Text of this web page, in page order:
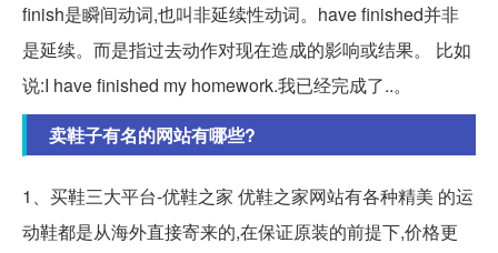
finish是瞬间动词,也叫非延续性动词。have finished并非
是延续。而是指过去动作对现在造成的影响或结果。 比如
说:I have finished my homework.我已经完成了..。
卖鞋子有名的网站有哪些?
1、买鞋三大平台-优鞋之家 优鞋之家网站有各种精美 的运
动鞋都是从海外直接寄来的,在保证原装的前提下,价格更